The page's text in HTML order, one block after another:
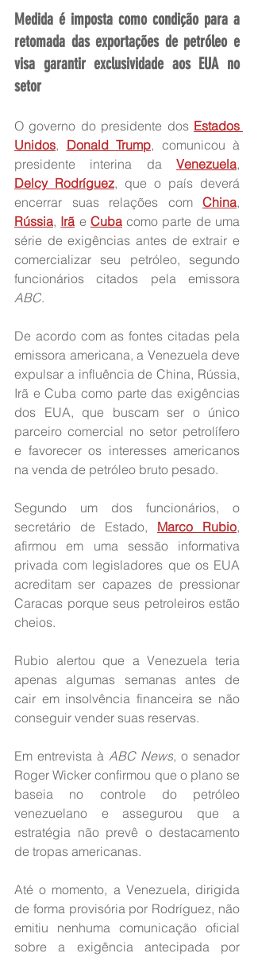
Medida é imposta como condição para a
retomada das exportações de petróleo e
visa garantir exclusividade aos EUA no
setor
O governo do presidente dos Estados
Unidos, Donald Trump, comunicou à
presidente interina da Venezuela
Delcy Rodríguez, que o país deverá
encerrar suas relações com China
Rússia, Irã e Cuba como parte de uma
série de exigências antes de extrair e
comercializar seu petróleo, segundo
ABC.
De acordo com as fontes citadas pela
emissora americana, a Venezuela deve
expulsar a influência de China, Rússia,
Irã e Cuba como parte das exigências
dos EUA, que buscam ser o único
parceiro comercial no setor petrolífero
e favorecer os interesses americanos
na venda de petróleo bruto pesado.
Segundo um dos funcionários, o
secretário de Estado, Marco Rubio,
afirmou em uma sessão informativa
privada com legisladores que os EUA
acreditam ser capazes de pressionar
Caracas porque seus petroleiros estão
cheios.
Rubio alertou que a Venezuela teria
apenas algumas semanas antes de
cair em insolvência financeira se não
conseguir vender suas reservas.
Em entrevista à ABC News, o senador
Roger Wicker confirmou que o plano se
baseia no controle do petróleo
venezuelano e assegurou que a
estratégia não prevê o destacamento
de tropas americanas.
Até o momento, a Venezuela, dirigida
de forma provisória por Rodríguez, não
emitiu nenhuma comunicação oficial
sobre a exigência antecipada por